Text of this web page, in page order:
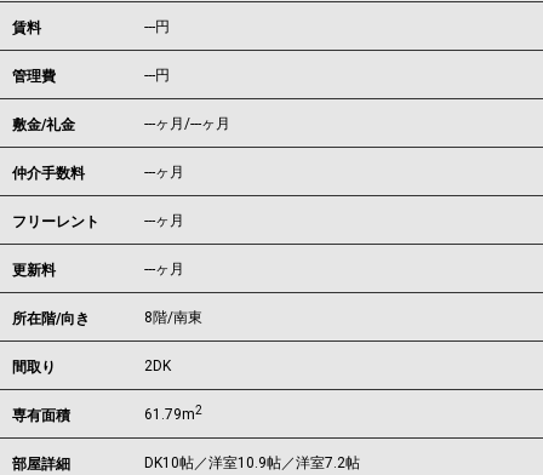
賃料 ---円
管理費 ---円
敷金/礼金 ---ヶ月/---ヶ月
仲介手数料 ---ヶ月
フリーレント ---ヶ月
更新料 ---ヶ月
所在階/向き 8階/南東
間取り 2DK
専有面積 61.79m2
部屋詳細 DK10帖／洋室10.9帖／洋室7.2帖